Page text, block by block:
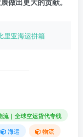
里亚海运拼箱
流｜全球空运货代专线
海运
物流